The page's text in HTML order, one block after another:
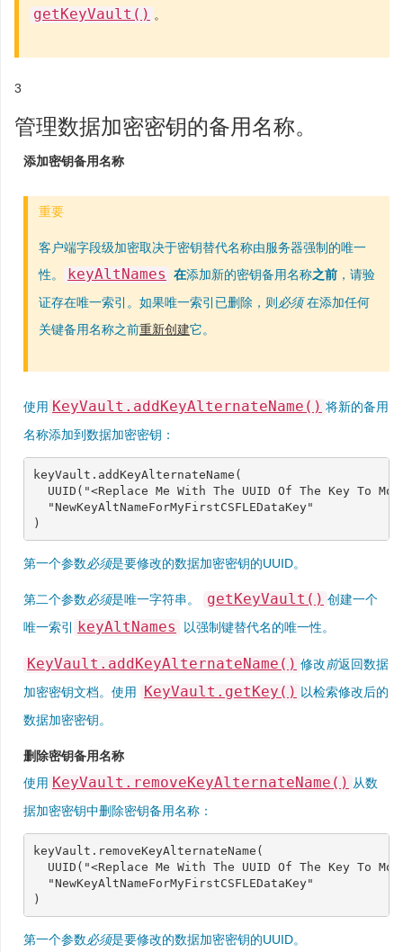
getKeyVault() 。
3
管理数据加密密钥的备用名称。
添加密钥备用名称
重要
客户端字段级加密取决于密钥替代名称由服务器强制的唯一
性。
keyAltNames 在添加新的密钥备用名称之前 ，请验
证存在唯一索引。如果唯一索引已删除，则 必须在添加任何
关键备用名称之前重新创建它。
使用 KeyVault.addKeyAlternateName() 将新的备用
名称添加到数据加密密钥：
keyVault . addKeyAlternateName (
UUID ( "<Replace Me With The UUID Of The Key To
"NewKeyAltNameForMyFirstCSFLEDataKey"
)
第一个参数必须是要修改的数据加密密钥的UUID。
第二个参数必须是唯一字符串。 getKeyVault() 创建一个
唯一索引
keyAltNames 以强制键替代名的唯一性。
KeyVault.addKeyAlternateName() 修改前返回数据
加密密钥文档。使用
KeyVault.getKey() 以检索修改后的
数据加密密钥。
删除密钥备用名称
使用 KeyVault.removeKeyAlternateName() 从数
据加密密钥中删除密钥备用名称：
keyVault . removeKeyAlternateName (
UUID ( "<Replace Me With The UUID Of The Key To
"NewKeyAltNameForMyFirstCSFLEDataKey"
)
第一个参数必须是要修改的数据加密密钥的UUID。